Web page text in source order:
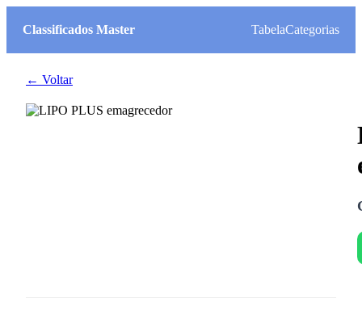
Classificados Master TabelaCategorias
← Voltar